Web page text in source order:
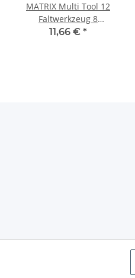
MATRIX Multi Tool 12
Faltwerkzeug 8
Funktionen Inbus 3-
11,66 € *